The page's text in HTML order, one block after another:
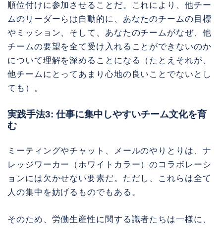
順位付けに参加させることだ。これにより、他チー
ムのリーダーらは自動的に、あなたのチームの目標
やミッション、そして、あなたのチームがなぜ、他
チームの要望を全て受け入れることができないのか
について理解を深めることになる（たとえそれが、
他チームにとってあまり心地の良いことでないとし
ても）。
実践手法3: 仕事に集中しやすいチーム文化を育
む
ミーティングやチャット、メールのやりとりは、ナ
レッジワーカー（ホワイトカラー）のコラボレーシ
ョンには欠かせない要素だ。ただし、これらは全て
人の集中を妨げるものでもある。
そのため、労働生産性に関する識者たちは一様に、